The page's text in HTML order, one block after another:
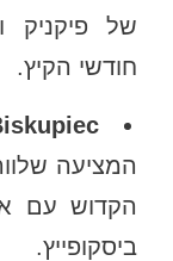
של פיקניק
חודשי הקיץ.
המציעה
הקדוש עם
ביסקופייץ.